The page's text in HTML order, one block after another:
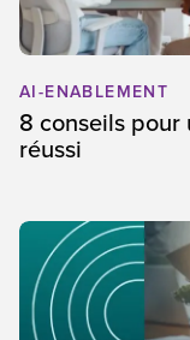
AI-ENABLEMENT
8 conseils pour
réussi